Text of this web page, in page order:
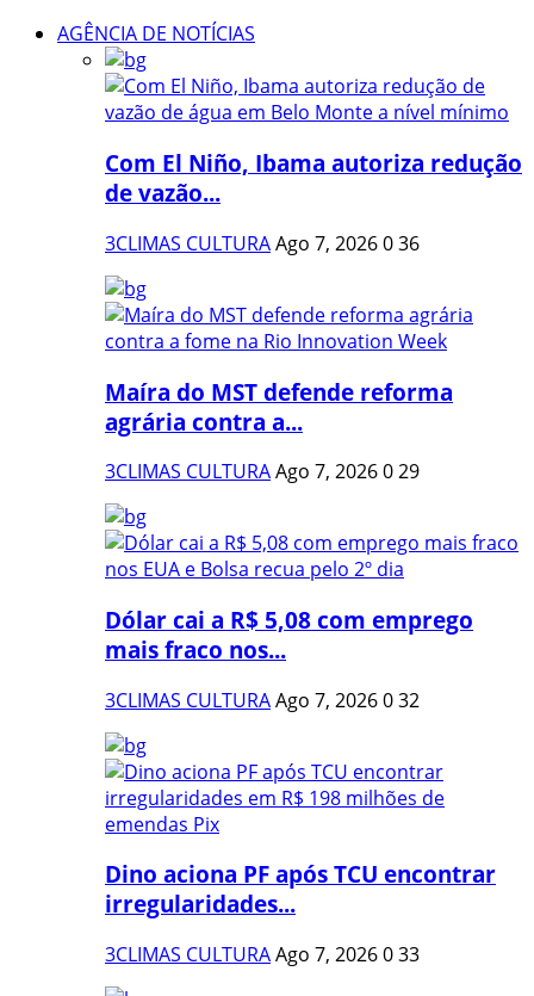
AGÊNCIA DE NOTÍCIAS
Com El Niño, Ibama autoriza redução
de vazão...
3CLIMAS CULTURAAgo 7, 2026036
Maíra do MST defende reforma
agrária contra a...
3CLIMAS CULTURAAgo 7, 2026029
Dólar cai a R$ 5,08 com emprego
mais fraco nos...
3CLIMAS CULTURAAgo 7, 2026032
Dino aciona PF após TCU encontrar
irregularidades...
3CLIMAS CULTURAAgo 7, 2026033